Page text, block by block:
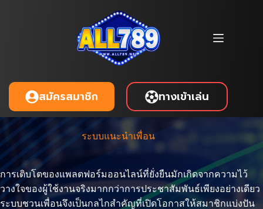
สมัครสมาชิก ทางเข้าเล่น
ระบบแนะนำเพื่อน
การเติบโตของแพลตฟอร์มออนไลน์ที่ยั่งยืนมักเกิดจากความไว้
วางใจของผู้ใช้งานจริงมากกว่าการประชาสัมพันธ์เพียงอย่างเดียว
ระบบชวนเพื่อนจึงเป็นกลไกสำคัญที่เปิดโอกาสให้สมาชิกแบ่งปัน